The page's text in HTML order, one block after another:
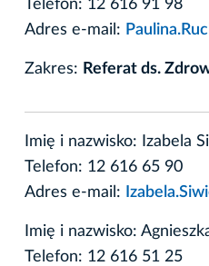
Telefon: 12 616 91 98
Adres e-mail:
Zakres: Referat ds.
Imię i nazwisko: Izabela
Telefon: 12 616 65 90
Adres e-mail:
Imię i nazwisko:
Telefon: 12 616 51 25